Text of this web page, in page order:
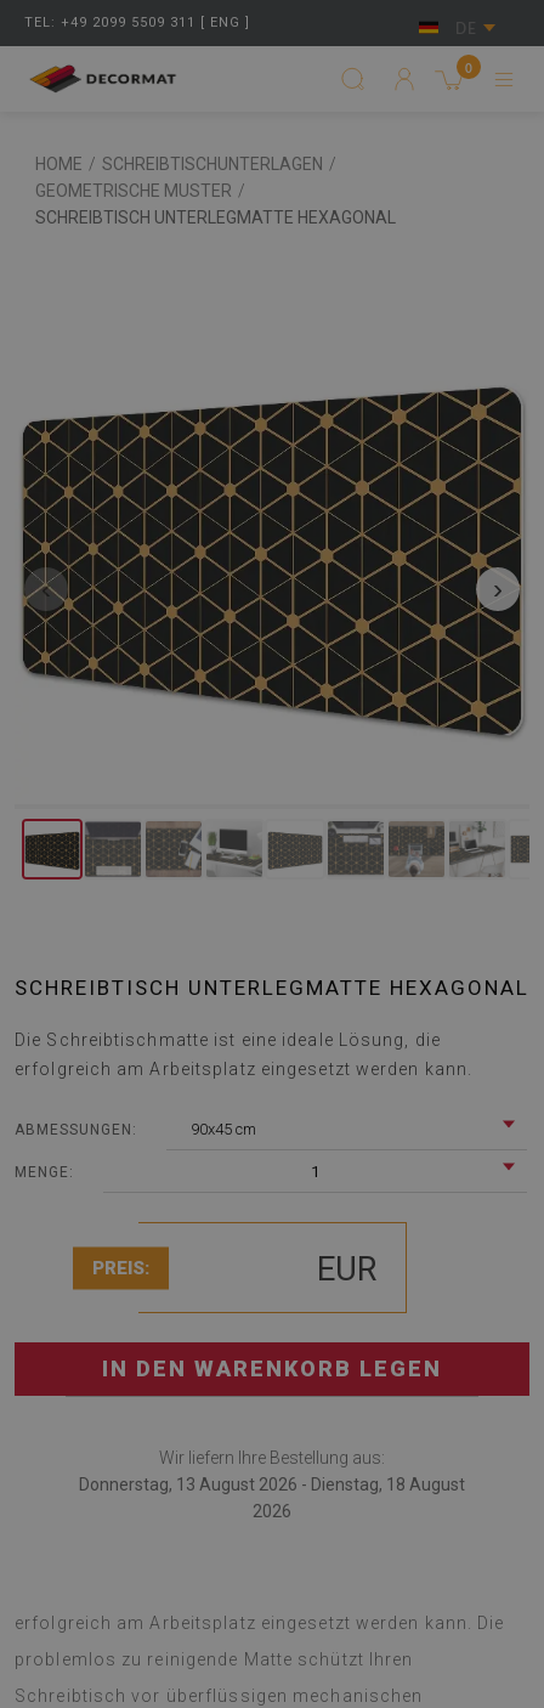
TEL: +49 2099 5509 311 [ ENG ] DE
0
HOME / SCHREIBTISCHUNTERLAGEN /
GEOMETRISCHE MUSTER /
SCHREIBTISCH UNTERLEGMATTE HEXAGONAL
‹ ›
SCHREIBTISCH UNTERLEGMATTE HEXAGONAL
Die Schreibtischmatte ist eine ideale Lösung, die
erfolgreich am Arbeitsplatz eingesetzt werden kann.
ABMESSUNGEN: 90x45 cm
MENGE: 1
PREIS: EUR
IN DEN WARENKORB LEGEN
Wir liefern Ihre Bestellung aus:
Donnerstag, 13 August 2026 - Dienstag, 18 August
2026
erfolgreich am Arbeitsplatz eingesetzt werden kann. Die
problemlos zu reinigende Matte schützt Ihren
Schreibtisch vor überflüssigen mechanischen